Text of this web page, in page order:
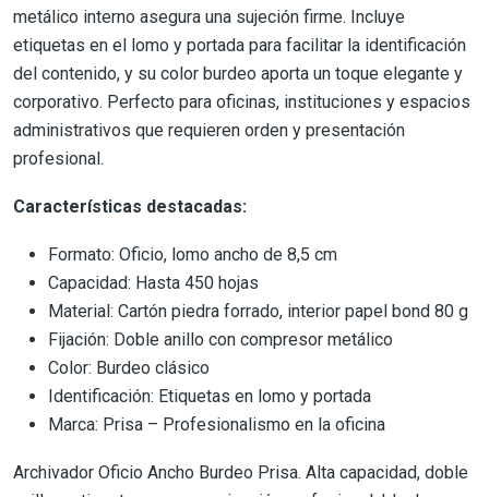
metálico interno asegura una sujeción firme. Incluye
etiquetas en el lomo y portada para facilitar la identificación
del contenido, y su color burdeo aporta un toque elegante y
corporativo. Perfecto para oficinas, instituciones y espacios
administrativos que requieren orden y presentación
profesional.
Características destacadas:
Formato: Oficio, lomo ancho de 8,5 cm
Capacidad: Hasta 450 hojas
Material: Cartón piedra forrado, interior papel bond 80 g
Fijación: Doble anillo con compresor metálico
Color: Burdeo clásico
Identificación: Etiquetas en lomo y portada
Marca: Prisa – Profesionalismo en la oficina
Archivador Oficio Ancho Burdeo Prisa. Alta capacidad, doble